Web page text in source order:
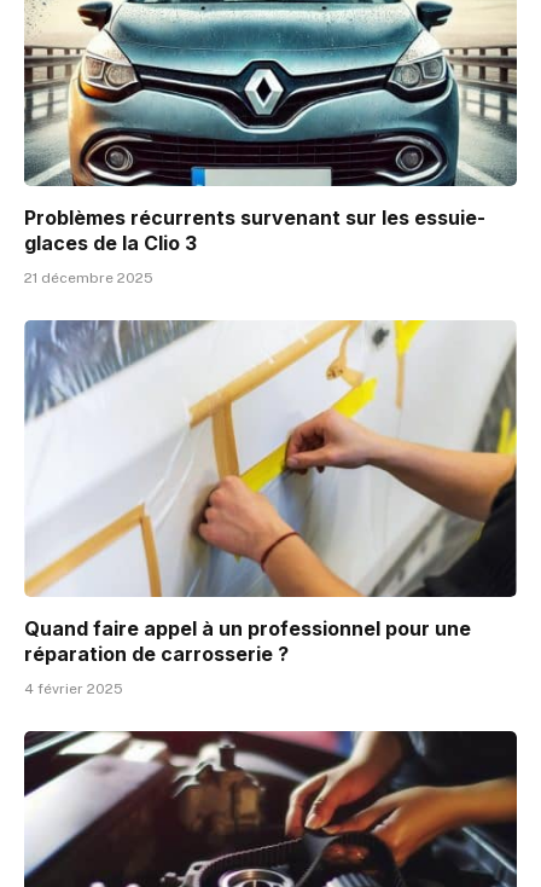
Problèmes récurrents survenant sur les essuie-
glaces de la Clio 3
21 décembre 2025
Quand faire appel à un professionnel pour une
réparation de carrosserie ?
4 février 2025